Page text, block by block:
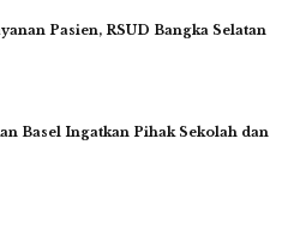
Pasien, RSUD Bangka Selatan
Basel Ingatkan Pihak Sekolah dan